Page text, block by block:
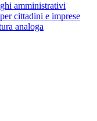
amministrativi
cittadini e imprese
analoga